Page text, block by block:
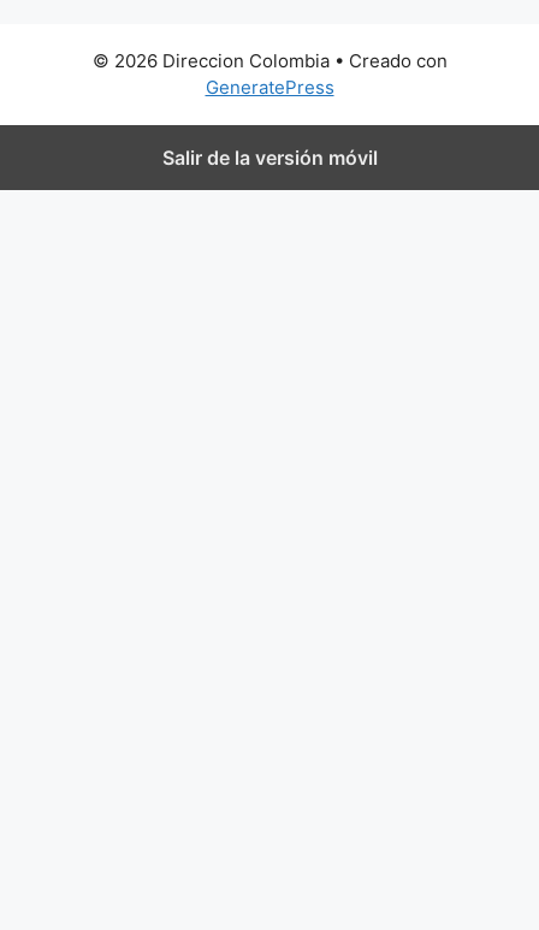
© 2026 Direccion Colombia• Creado con
GeneratePress
Salir de la versión móvil